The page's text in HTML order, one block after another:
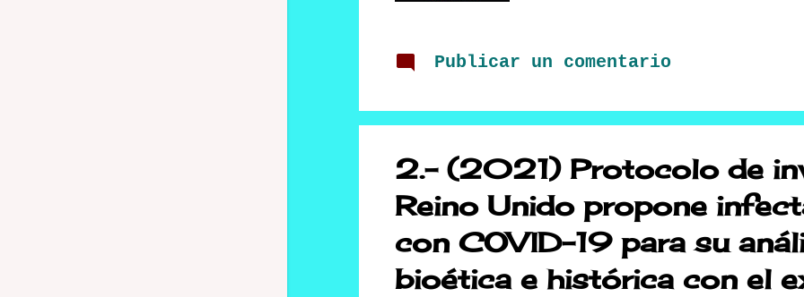
Acetona La felicidad al
doble polarización
Iris Microscopia óptica
Levodopa en suero Mil
polarizada
Acetona Icor Microscopia
glicerina Natrium
suero Monte Olimpus
glicerina y etanol Tiro al
Sangre en Peróxido ...
Publicar un comentario
2.- (2021) Protocolo de
Reino Unido propone
con COVID-19 para su
bioética e histórica con el